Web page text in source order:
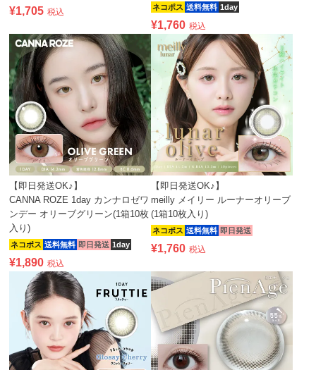
¥1,705 税込 ネコポス 送料無料 1day
¥1,760 税込
【即日発送OK♪】
CANNA ROZE 1day カンナロゼワ
ンデー オリーブグリーン(1箱10枚
入り)
ネコポス 送料無料 即日発送 1day
¥1,890 税込
【即日発送OK♪】
meilly メイリー ルーナーオリーブ
(1箱10枚入り)
ネコポス 送料無料 即日発送
¥1,760 税込